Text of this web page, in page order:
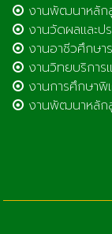
งานพัฒนาหลักสู
งานวัดผลและป
งานอาชีวศึกษา
งานวิทยบริการ
งานการศึกษาพิ
งานพัฒนาหลัก